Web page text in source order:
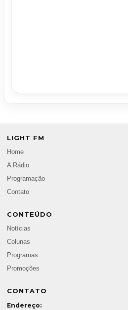
LIGHT FM
Home
A Rádio
Programação
Contato
CONTEÚDO
Notícias
Colunas
Programas
Promoções
CONTATO
Endereço: